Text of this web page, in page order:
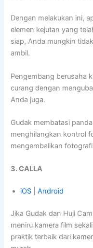
Dengan melakukan ini,
elemen kejutan yang
siap, Anda mungkin
ambil.
Pengembang berusaha
curang dengan
Anda juga.
Gudak membatasi
menghilangkan kontrol
mengembalikan
3. CALLA
iOS |Android
Jika Gudak dan Huji
meniru kamera film
praktik terbaik dari